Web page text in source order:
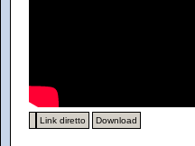
Link diretto Download